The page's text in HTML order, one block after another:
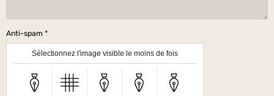
Anti-spam
Sélectionnez l'image visible le moins de fois